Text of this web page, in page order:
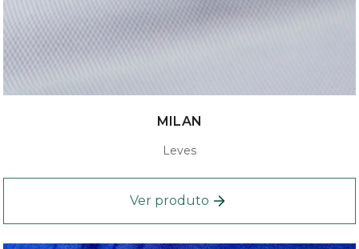
MILAN
Leves
Ver produto